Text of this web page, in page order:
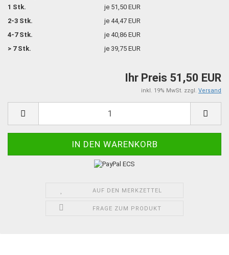
1 Stk.
je 51,50 EUR
2-3 Stk.
je 44,47 EUR
4-7 Stk.
je 40,86 EUR
> 7 Stk.
je 39,75 EUR
Ihr Preis 51,50 EUR
inkl. 19% MwSt. zzgl. Versand
AUF DEN MERKZETTEL
FRAGE ZUM PRODUKT